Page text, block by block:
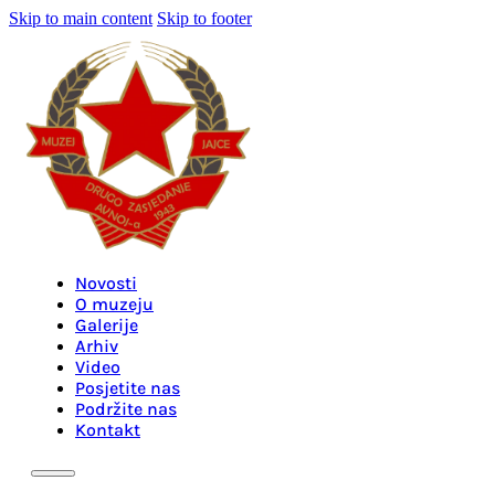
Skip to main content Skip to footer
Novosti
O muzeju
Galerije
Arhiv
Video
Posjetite nas
Podržite nas
Kontakt